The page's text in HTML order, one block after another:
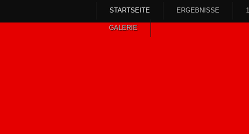
STARTSEITE ERGEBNISSE
GALERIE